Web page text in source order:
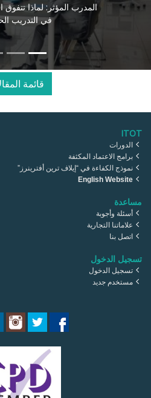
المدرب المؤثر: لماذا تتفوق
في التدريب
قائمة
ITOT
الدورات
برامج الاعتماد المكثفة
نموذج الكفاءة في “إيلاف ترين أفترينرز”
English Website
مساعدة
أسئلة وأجوبة
علاماتنا التجارية
اتصل بنا
تسجيل الدخول
تسجيل الدخول
مستخدم جديد